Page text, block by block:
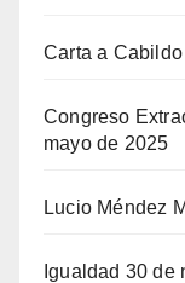
Carta a
Congreso
mayo de 2025
Lucio Méndez
Igualdad 30 de